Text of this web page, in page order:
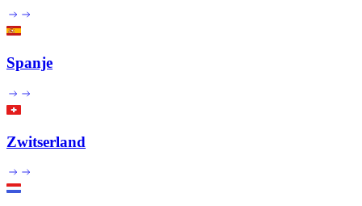
Spanje
Zwitserland